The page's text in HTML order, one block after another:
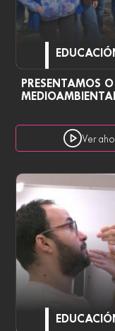
PRESENTAMOS
Ver